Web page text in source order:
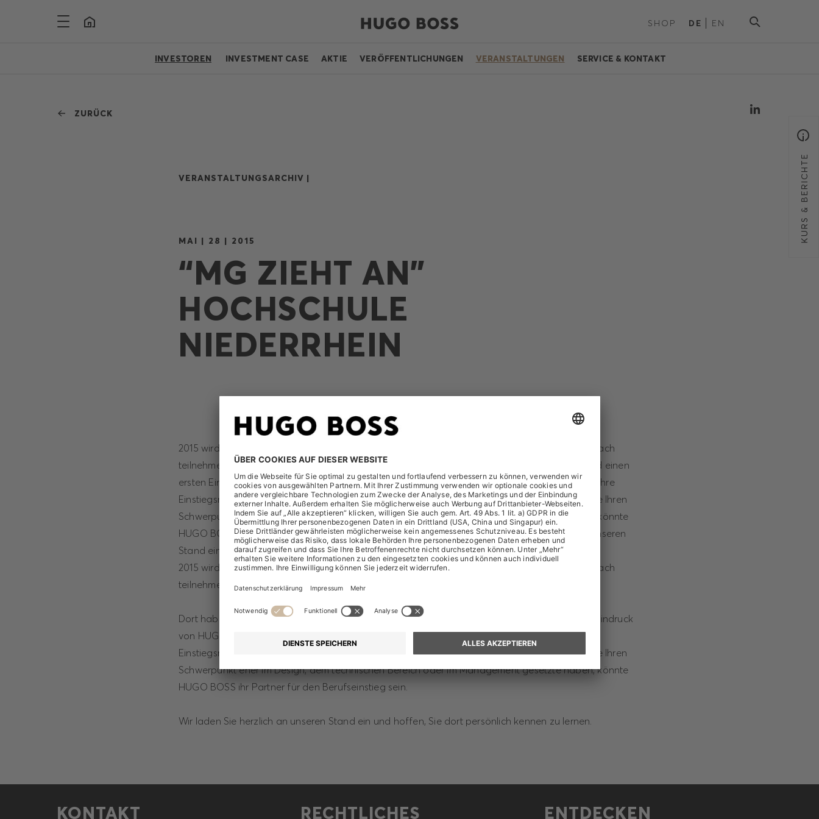
KURS & BERICHTE
SHOP DE EN
INVESTOREN INVESTMENT CASE AKTIE VERÖFFENTLICHUNGEN VERANSTALTUNGEN SERVICE & KONTAKT
ZURÜCK
VERANSTALTUNGSARCHIV |
MAI | 28 | 2015
“MG ZIEHT AN”
HOCHSCHULE
NIEDERRHEIN
2015 wird HUGO BOSS wieder bei „MG zieht an“ der Hochschule Niederrhein in Mönchengladbach
teilnehmen.\r\nDort haben Sie die Möglichkeit sich mit unseren Mitarbeitern auszutauschen und einen
ersten Eindruck von HUGO BOSS als Arbeitgeber zu gewinnen. Gerne informieren wir Sie über Ihre
Einstiegsmöglichkeiten bei uns und sind schon gespannt auf Ihre beruflichen Pläne. Egal ob Sie Ihren
Schwerpunkt eher im Design, dem technischen Bereich oder im Management gesetzte haben, könnte
HUGO BOSS ihr Employer of Choice für den Berufseinstieg sein.\r\nWir laden Sie herzlich an unseren
Stand ein und hoffen, Sie dort persönlich kennen zu lernen.
2015 wird HUGO BOSS wieder bei „MG zieht an“ der Hochschule Niederrhein in Mönchengladbach
teilnehmen.
Dort haben Sie die Möglichkeit sich mit unseren Mitarbeitern auszutauschen und einen ersten Eindruck
von HUGO BOSS als Arbeitgeber zu gewinnen. Gerne informieren wir Sie über Ihre
Einstiegsmöglichkeiten bei uns und sind schon gespannt auf Ihre beruflichen Pläne. Egal ob Sie Ihren
Schwerpunkt eher im Design, dem technischen Bereich oder im Management gesetzte haben, könnte
HUGO BOSS ihr Partner für den Berufseinstieg sein.
Wir laden Sie herzlich an unseren Stand ein und hoffen, Sie dort persönlich kennen zu lernen.
KONTAKT RECHTLICHES ENTDECKEN